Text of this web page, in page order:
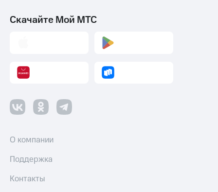
Скачайте Мой МТС
О компании
Поддержка
Контакты